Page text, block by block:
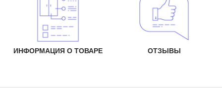
ИНФОРМАЦИЯ О ТОВАРЕ ОТЗЫВЫ